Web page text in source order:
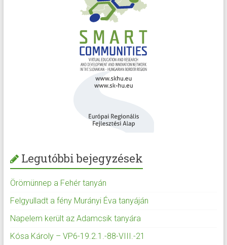
Legutóbbi bejegyzések
Örömünnep a Fehér tanyán
Felgyulladt a fény Murányi Éva tanyáján
Napelem került az Adamcsik tanyára
Kósa Károly – VP6-19.2.1.-88-VIII.-21